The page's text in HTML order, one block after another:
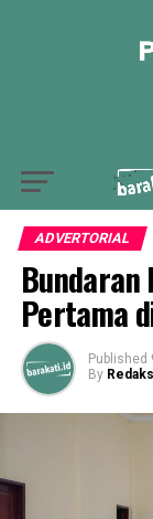
ADVERTORIAL
Bundaran
Pertama
Published
By